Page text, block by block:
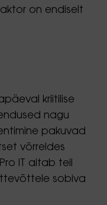
on endiselt
kriitilise
nagu
pakuvad
võrreldes
IT aitab teil
sobiva